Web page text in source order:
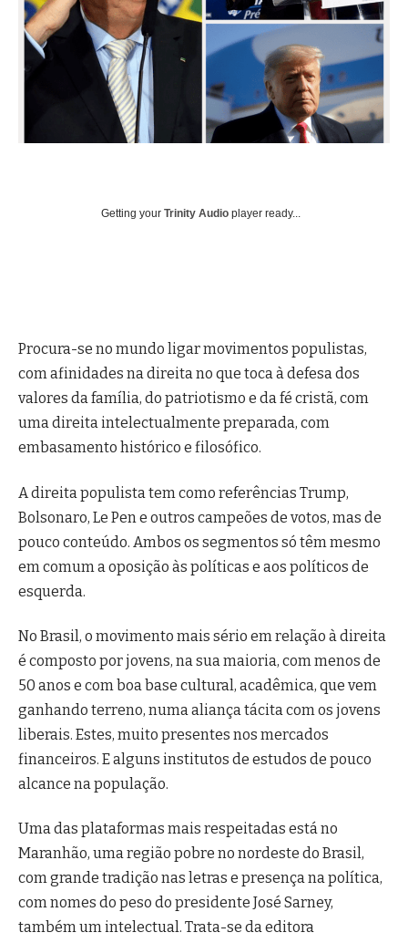
Getting your Trinity Audio player ready...
Procura-se no mundo ligar movimentos populistas,
com afinidades na direita no que toca à defesa dos
valores da família, do patriotismo e da fé cristã, com
uma direita intelectualmente preparada, com
embasamento histórico e filosófico.
A direita populista tem como referências Trump,
Bolsonaro, Le Pen e outros campeões de votos, mas de
pouco conteúdo. Ambos os segmentos só têm mesmo
em comum a oposição às políticas e aos políticos de
esquerda.
No Brasil, o movimento mais sério em relação à direita
é composto por jovens, na sua maioria, com menos de
50 anos e com boa base cultural, acadêmica, que vem
ganhando terreno, numa aliança tácita com os jovens
liberais. Estes, muito presentes nos mercados
financeiros. E alguns institutos de estudos de pouco
alcance na população.
Uma das plataformas mais respeitadas está no
Maranhão, uma região pobre no nordeste do Brasil,
com grande tradição nas letras e presença na política,
com nomes do peso do presidente José Sarney,
também um intelectual. Trata-se da editora